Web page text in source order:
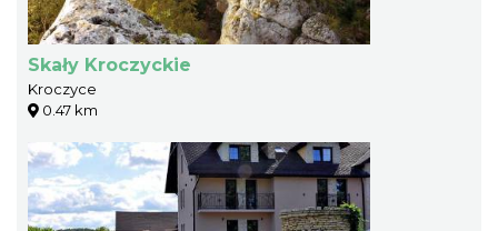
Skały Kroczyckie
Kroczyce
0.47 km